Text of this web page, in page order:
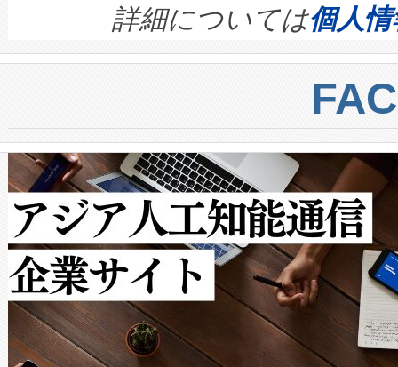
quality and reliability for AI
BESS stack to ensure battery
centers. Voltaiqは、ai&のAI
からシステム統合、試運転、
クルの各段階のデータを監視
[…]
す。ノーマルモードでは、
ートル先まで検出でき、これ
トに対して約600メートルに
では、反射率10％のターゲッ
で向上し、最大検知距離は
ットだけで最大1キロメート
ルの変電所周囲を監視でき、
作業と点群処理を簡素化でき
Avia 2は、2種類のFOVオプシ
× 80°のノーマルモード、長
詳細については個人